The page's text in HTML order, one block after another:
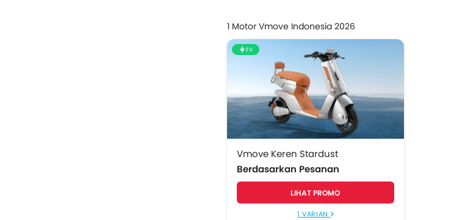
1 Motor Vmove Indonesia 2026
EV
Vmove Keren Stardust
Berdasarkan Pesanan
LIHAT PROMO
1 VARIAN